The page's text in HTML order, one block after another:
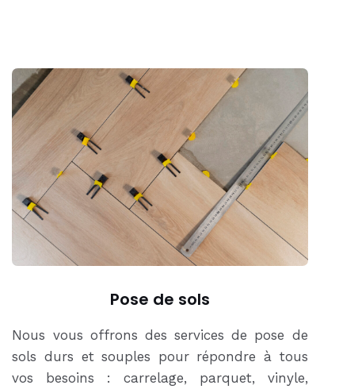
Pose de sols
Nous vous offrons des services de pose de
sols durs et souples pour répondre à tous
vos besoins : carrelage, parquet, vinyle,